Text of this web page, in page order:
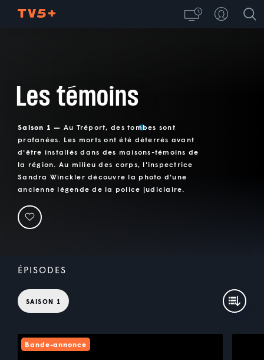
Les témoins
Saison 1 — Au Tréport, des tombes sont
profanées. Les morts ont été déterrés avant
d'être installés dans des maisons-témoins de
la région. Au milieu des corps, l'inspectrice
Sandra Winckler découvre la photo d'une
ancienne légende de la police judiciaire.
ÉPISODES
SAISON 1
Bande-annonce